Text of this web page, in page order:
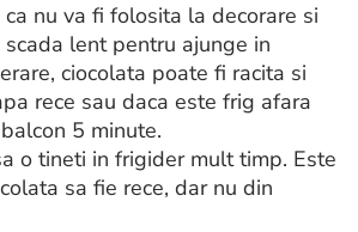
nu va fi folosita la decorare si
lent pentru ajunge in
ciocolata poate fi racita si
rece sau daca este frig afara
5 minute.
o tineti in frigider mult timp. Este
sa fie rece, dar nu din